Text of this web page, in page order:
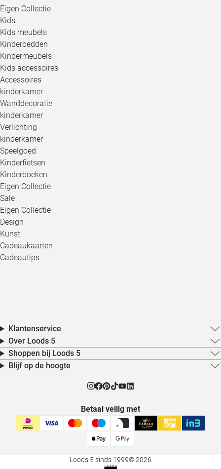
Eigen Collectie
Kids
Kids meubels
Kinderbedden
Kindermeubels
Kids accessoires
Accessoires
kinderkamer
Wanddecoratie
kinderkamer
Verlichting
kinderkamer
Speelgoed
Kinderfietsen
Kinderboeken
Eigen Collectie
Sale
Eigen Collectie
Design
Kunst
Cadeaukaarten
Cadeautips
Klantenservice
Over Loods 5
Shoppen bij Loods 5
Blijf op de hoogte
Betaal veilig met
Loods 5 sinds 1999© 2026